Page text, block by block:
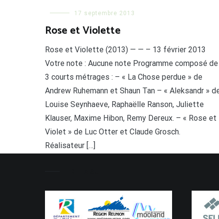
17 septembre 2013
Rose et Violette
Rose et Violette (2013) — — – 13 février 2013
Votre note : Aucune note Programme composé de
3 courts métrages : – « La Chose perdue » de
Andrew Ruhemann et Shaun Tan – « Aleksandr »
Louise Seynhaeve, Raphaëlle Ranson, Juliette
Klauser, Maxime Hibon, Remy Dereux. – « Rose et
Violet » de Luc Otter et Claude Grosch.
Réalisateur […]